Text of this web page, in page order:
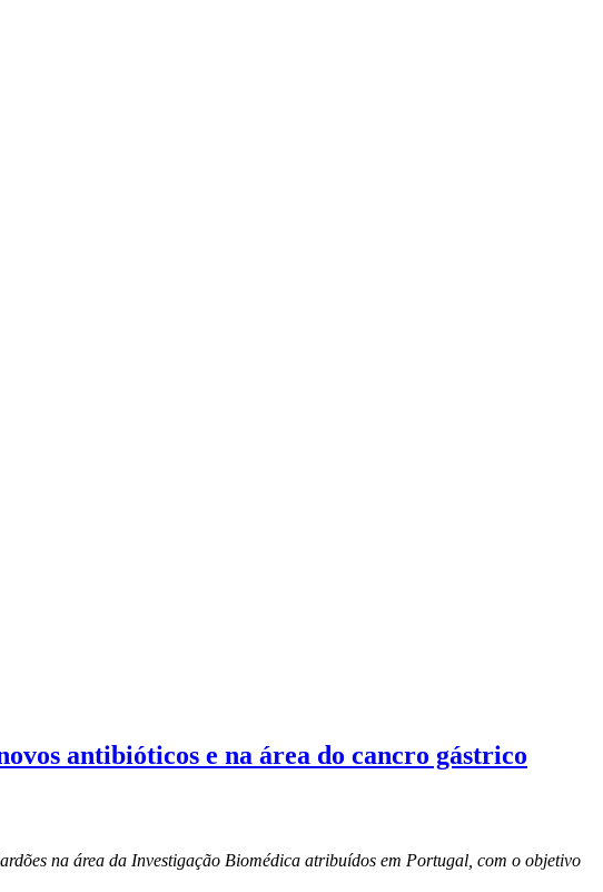
antibióticos e na área do cancro gástrico
na área da Investigação Biomédica atribuídos em Portugal, com o objetivo